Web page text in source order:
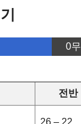
0무
전반
26 – 22